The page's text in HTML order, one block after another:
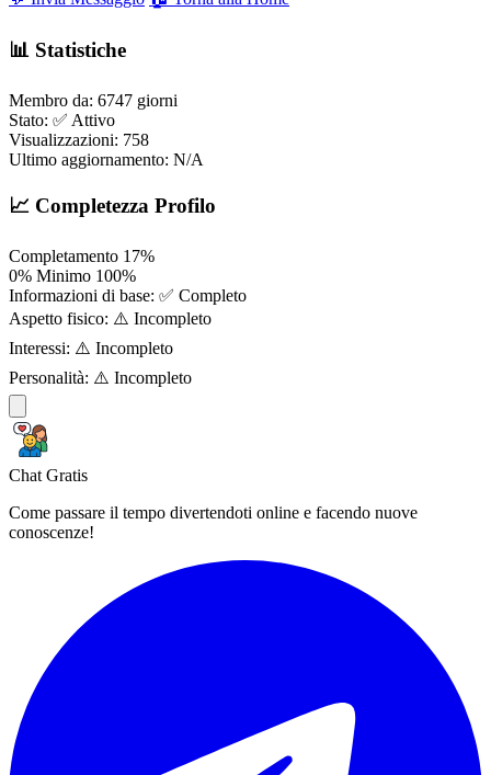
📊 Statistiche
Membro da: 6747 giorni
Stato: ✅ Attivo
Visualizzazioni: 758
Ultimo aggiornamento: N/A
📈 Completezza Profilo
Completamento 17%
0% Minimo 100%
Informazioni di base: ✅ Completo
Aspetto fisico: ⚠️ Incompleto
Interessi: ⚠️ Incompleto
Personalità: ⚠️ Incompleto
Chat Gratis
Come passare il tempo divertendoti online e facendo nuove
conoscenze!